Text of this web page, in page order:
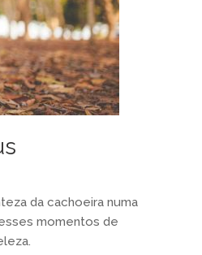
da cachoeira numa
momentos de